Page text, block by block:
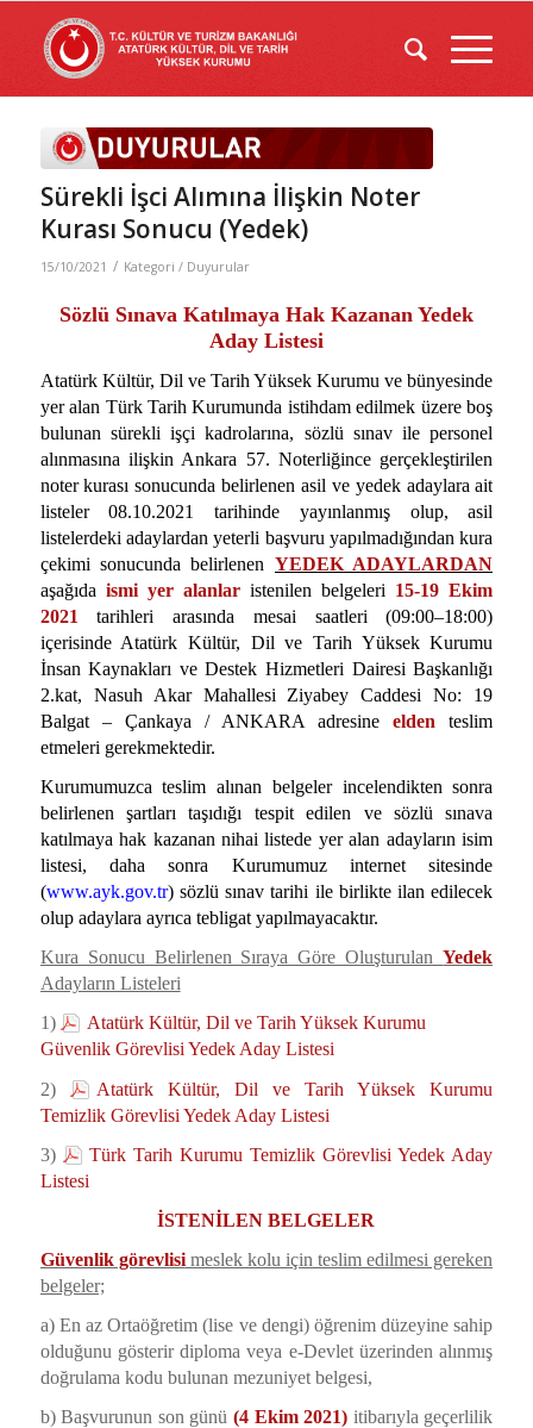
Sürekli İşci Alımına İlişkin Noter
Kurası Sonucu (Yedek)
15/10/2021 / Kategori / Duyurular
Sözlü Sınava Katılmaya Hak Kazanan Yedek
Aday Listesi
Atatürk Kültür, Dil ve Tarih Yüksek Kurumu ve bünyesinde
yer alan Türk Tarih Kurumunda istihdam edilmek üzere boş
bulunan sürekli işçi kadrolarına, sözlü sınav ile personel
alınmasına ilişkin Ankara 57. Noterliğince gerçekleştirilen
noter kurası sonucunda belirlenen asil ve yedek adaylara ait
listeler 08.10.2021 tarihinde yayınlanmış olup, asil
listelerdeki adaylardan yeterli başvuru yapılmadığından kura
çekimi sonucunda belirlenen YEDEK ADAYLARDAN
aşağıda ismi yer alanlaristenilen belgeleri 15-19 Ekim
2021 tarihleri arasında mesai saatleri (09:00–18:00)
içerisinde Atatürk Kültür, Dil ve Tarih Yüksek Kurumu
İnsan Kaynakları ve Destek Hizmetleri Dairesi Başkanlığı
2.kat, Nasuh Akar Mahallesi Ziyabey Caddesi No: 19
Balgat – Çankaya / ANKARA adresineelden teslim
etmeleri gerekmektedir.
Kurumumuzca teslim alınan belgeler incelendikten sonra
belirlenen şartları taşıdığı tespit edilen ve sözlü sınava
katılmaya hak kazanan nihai listede yer alan adayların isim
listesi, daha sonra Kurumumuz internet sitesinde
(www.ayk.gov.tr) sözlü sınav tarihi ile birlikte ilan edilecek
olup adaylara ayrıca tebligat yapılmayacaktır.
Kura Sonucu Belirlenen Sıraya Göre OluşturulanYedek
Adayların Listeleri
1)
Atatürk Kültür, Dil ve Tarih Yüksek Kurumu
Güvenlik Görevlisi Yedek Aday Listesi
2)
Atatürk Kültür, Dil ve Tarih Yüksek Kurumu
Temizlik Görevlisi Yedek Aday Listesi
3)
Türk Tarih Kurumu Temizlik Görevlisi Yedek Aday
Listesi
İSTENİLEN BELGELER
Güvenlik görevlisimeslek kolu için teslim edilmesi gereken
belgeler;
a) En az Ortaöğretim (lise ve dengi) öğrenim düzeyine sahip
olduğunu gösterir diploma veya e-Devlet üzerinden alınmış
doğrulama kodu bulunan mezuniyet belgesi,
b) Başvurunun son günü (4 Ekim 2021) itibarıyla geçerlilik